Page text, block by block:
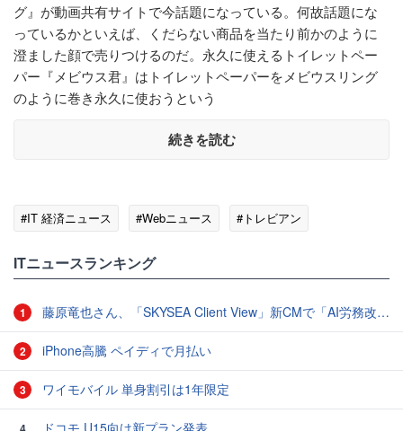
グ』が動画共有サイトで今話題になっている。何故話題にな
っているかといえば、くだらない商品を当たり前かのように
澄ました顔で売りつけるのだ。永久に使えるトイレットペー
パー『メビウス君』はトイレットペーパーをメビウスリング
のように巻き永久に使おうという
続きを読む
#IT 経済ニュース #Webニュース #トレビアン
ITニュースランキング
1 藤原竜也さん、「SKYSEA Client View」新CMで「AI労務改善」をアピール 働き方をAIが分析したら「すぐに休んで」と言われる？
2 iPhone高騰 ペイディで月払い
3 ワイモバイル 単身割引は1年限定
ドコモ U15向け新プラン発表